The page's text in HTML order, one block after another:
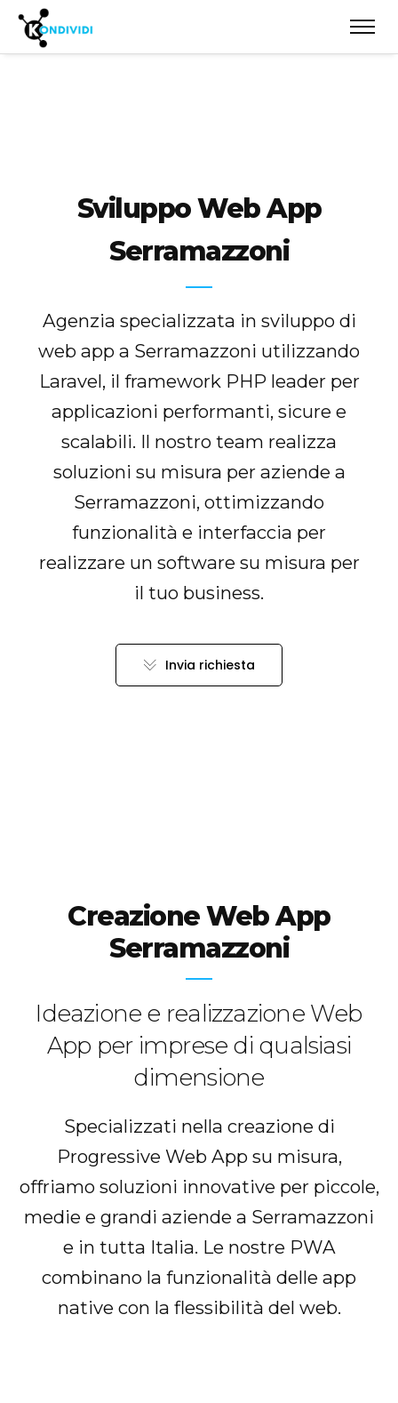
Sviluppo Web App
Serramazzoni
Agenzia specializzata in sviluppo di
web app a Serramazzoni utilizzando
Laravel, il framework PHP leader per
applicazioni performanti, sicure e
scalabili. Il nostro team realizza
soluzioni su misura per aziende a
Serramazzoni, ottimizzando
funzionalità e interfaccia per
realizzare un software su misura per
il tuo business.
Invia richiesta
Creazione Web App
Serramazzoni
Ideazione e realizzazione Web
App per imprese di qualsiasi
dimensione
Specializzati nella creazione di
Progressive Web App su misura,
offriamo soluzioni innovative per piccole,
medie e grandi aziende a Serramazzoni
e in tutta Italia. Le nostre PWA
combinano la funzionalità delle app
native con la flessibilità del web.